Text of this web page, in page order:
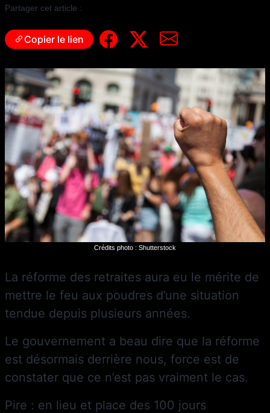
Partager cet article :
Copier le lien
Crédits photo : Shutterstock
La réforme des retraites aura eu le mérite de
mettre le feu aux poudres d’une situation
tendue depuis plusieurs années.
Le gouvernement a beau dire que la réforme
est désormais derrière nous, force est de
constater que ce n’est pas vraiment le cas.
Pire : en lieu et place des 100 jours